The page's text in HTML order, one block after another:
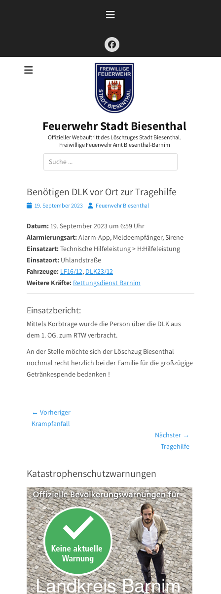
Facebook
Feuerwehr Stadt Biesenthal
Offizieller Webauftritt des Löschzuges Stadt Biesenthal.
Freiwillige Feuerwehr Amt Biesenthal-Barnim
Suchen
nach:
Benötigen DLK vor Ort zur Tragehilfe
Posted19. September 2023 AutorFeuerwehr Biesenthal
Datum: 19. September 2023 um 6:59 Uhr
Alarmierungsart: Alarm-App, Meldeempfänger, Sirene
Einsatzart: Technische Hilfeleistung > H:Hilfeleistung
Einsatzort: Uhlandstraße
Fahrzeuge: LF16/12, DLK23/12
Weitere Kräfte: Rettungsdienst Barnim
Einsatzbericht:
Mittels Korbtrage wurde die Person über die DLK aus
dem 1. OG. zum RTW verbracht.
An der Stelle möchte sich der Löschzug Biesenthal
nochmal recht herzlich bei der Familie für die großzügige
Getränkespende bedanken !
Beitragsnavigation
← Vorheriger
Vorheriger
Krampfanfall
Nächster →
Tragehilfe
Katastrophenschutzwarnungen